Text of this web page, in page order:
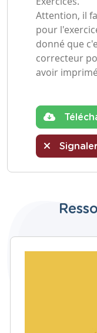
Attention, il
pour
donné que
correcteur
avoir
Signaler